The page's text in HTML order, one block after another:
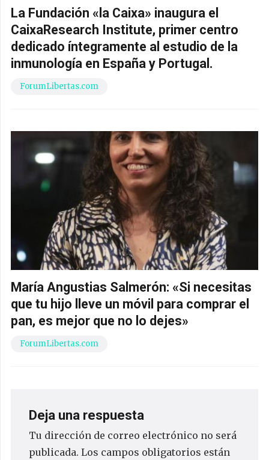
La Fundación «la Caixa» inaugura el
CaixaResearch Institute, primer centro
dedicado íntegramente al estudio de la
inmunología en España y Portugal.
ForumLibertas.com
María Angustias Salmerón: «Si necesitas
que tu hijo lleve un móvil para comprar el
pan, es mejor que no lo dejes»
ForumLibertas.com
Deja una respuesta
Tu dirección de correo electrónico no será
publicada. Los campos obligatorios están